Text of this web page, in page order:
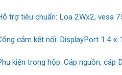
trợ tiêu chuẩn: Loa 2Wx2, vesa
cắm kết nối: DisplayPort 1.4 x
kiện trong hộp: Cáp nguồn, cáp